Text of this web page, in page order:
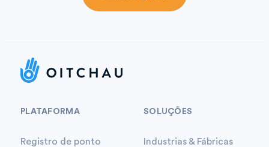
PLATAFORMA
Registro de ponto
SOLUÇÕES
Industrias & Fábricas